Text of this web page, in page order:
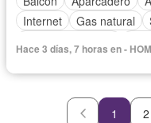
Internet
Gas natural
Hace 3 días, 7 horas en -
1 2